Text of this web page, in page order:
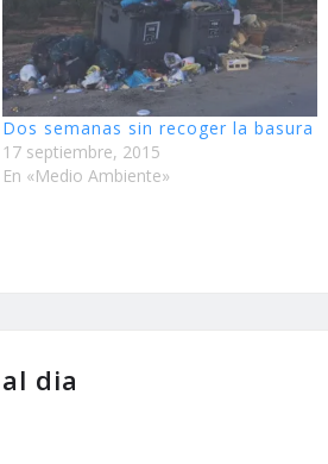
Dos semanas sin recoger la basura
17 septiembre, 2015
En «Medio Ambiente»
dia